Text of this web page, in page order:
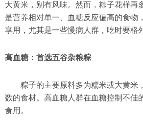
大黄米，别有风味。然而，粽子花样再
是营养相对单一、血糖反应偏高的食物
享用，尤其是一些慢病人群，吃时要格
高血糖：首选五谷杂粮粽
粽子的主要原料多为糯米或大黄米
数的食材。高血糖人群在血糖控制不佳
食用。